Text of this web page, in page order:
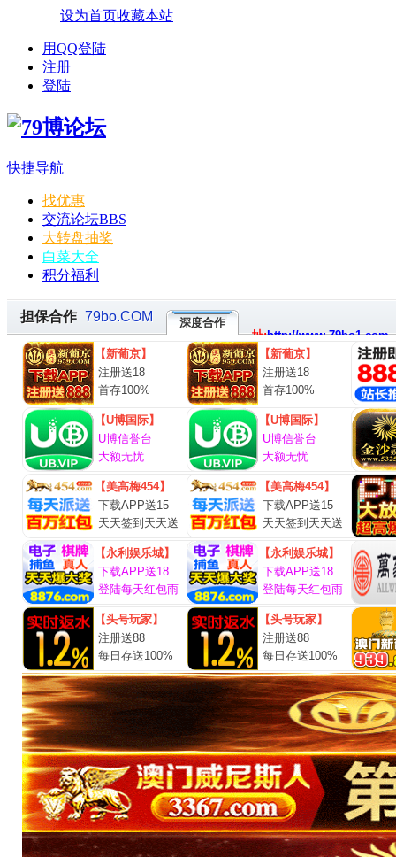
设为首页收藏本站
用QQ登陆
注册
登陆
快捷导航
找优惠
交流论坛BBS
大转盘抽奖
白菜大全
积分福利